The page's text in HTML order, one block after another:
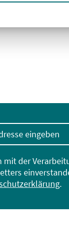
eingeben
mit der
.